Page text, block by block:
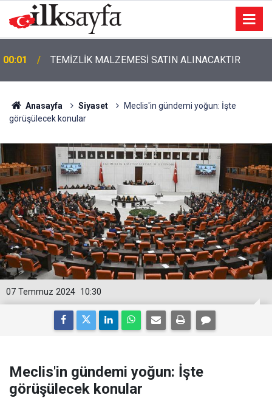
00:01 TEMİZLİK MALZEMESİ SATIN ALINACAKTIR
Anasayfa Siyaset
Meclis'in gündemi yoğun: İşte
görüşülecek konular
10:30
07 Temmuz 2024
Meclis'in gündemi yoğun: İşte
görüşülecek konular